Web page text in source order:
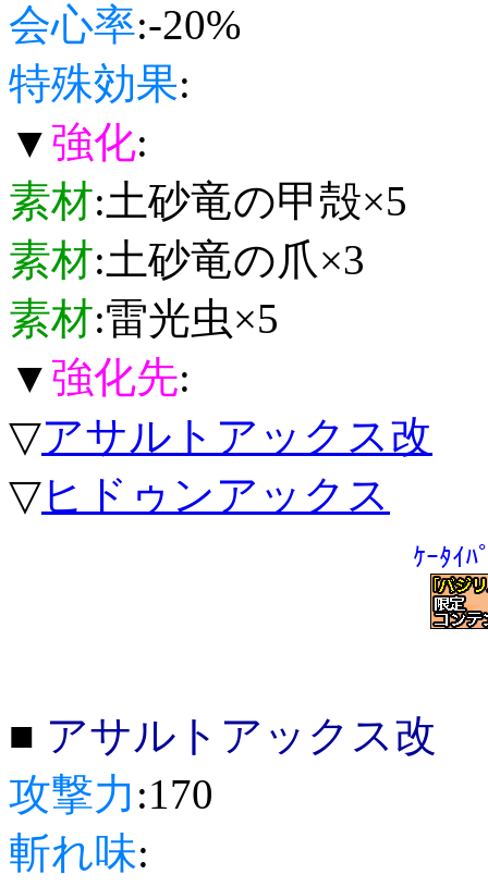
会心率:-20%
特殊効果:
▼ 強化:
素材:土砂竜の甲殻×5
素材:土砂竜の爪×3
素材:雷光虫×5
▼ 強化先:
▽アサルトアックス改
▽ヒドゥンアックス
ｹｰﾀｲﾊ
■ アサルトアックス改
攻撃力 :170
斬れ味: